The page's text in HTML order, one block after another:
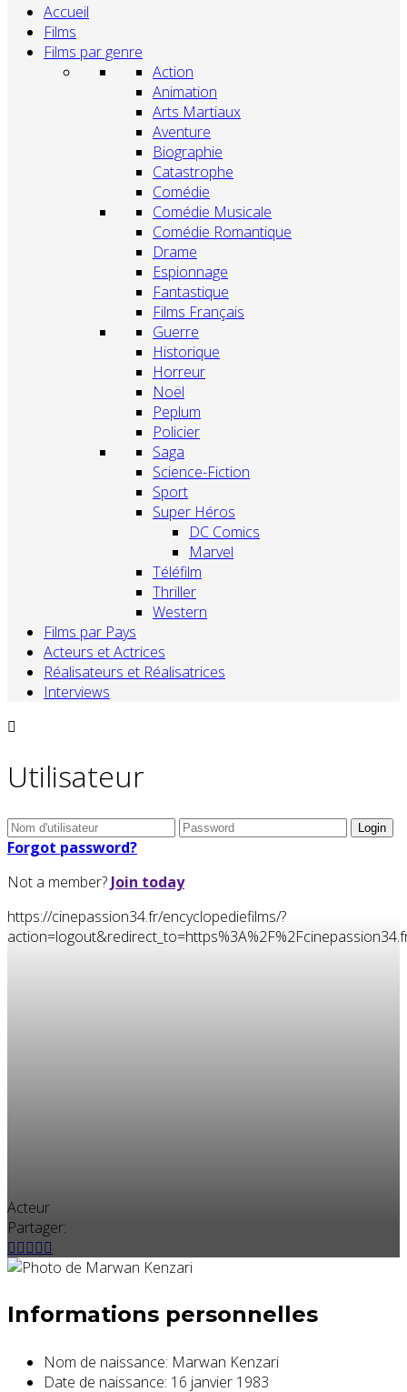
Accueil
Films
Films par genre
Action
Animation
Arts Martiaux
Aventure
Biographie
Catastrophe
Comédie
Comédie Musicale
Comédie Romantique
Drame
Espionnage
Fantastique
Films Français
Guerre
Historique
Horreur
Noël
Peplum
Policier
Saga
Science-Fiction
Sport
Super Héros
DC Comics
Marvel
Téléfilm
Thriller
Western
Films par Pays
Acteurs et Actrices
Réalisateurs et Réalisatrices
Interviews
Utilisateur
Forgot password?
Not a member? Join today
https://cinepassion34.fr/encyclopediefilms/?
Acteur
Partager:
Informations personnelles
Nom de naissance: Marwan Kenzari
Date de naissance: 16 janvier 1983